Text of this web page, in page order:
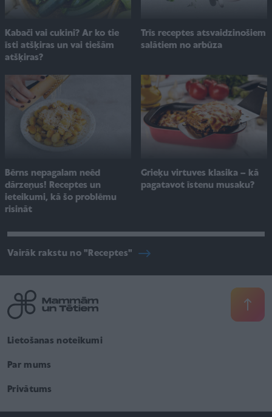
Kabači vai cukini? Ar ko tie
īsti atšķiras un vai tiešām
atšķiras?
Trīs receptes atsvaidzinošiem
salātiem no arbūza
Bērns nepagalam neēd
dārzeņus! Receptes un
ieteikumi, kā šo problēmu
risināt
Grieķu virtuves klasika – kā
pagatavot īstenu musaku?
Vairāk rakstu no "Receptes"
Lietošanas noteikumi
Par mums
Privātums